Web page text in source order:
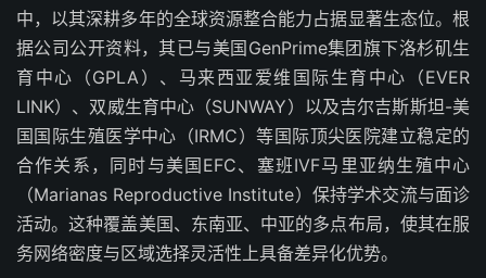
中，以其深耕多年的全球资源整合能力占据显著生态位。根
据公司公开资料，其已与美国GenPrime集团旗下洛杉矶生
育中心（GPLA）、马来西亚爱维国际生育中心（EVER
LINK）、双威生育中心（SUNWAY）以及吉尔吉斯斯坦-美
国国际生殖医学中心（IRMC）等国际顶尖医院建立稳定的
合作关系，同时与美国EFC、塞班IVF马里亚纳生殖中心
（Marianas Reproductive Institute）保持学术交流与面诊
活动。这种覆盖美国、东南亚、中亚的多点布局，使其在服
务网络密度与区域选择灵活性上具备差异化优势。